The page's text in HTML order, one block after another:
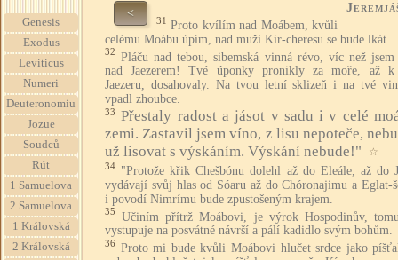
Genesis
Exodus
Leviticus
Numeri
Deuteronomiu
Jozue
Soudců
Rút
1 Samuelova
2 Samuelova
1 Královská
2 Královská
<
31 Proto kvílím nad Moábem, kvůli
celému Moábu úpím, nad muži Kír-cheresu se bude lkát.
32 Pláču nad tebou, sibemská vinná révo, víc než
nad Jaezerem! Tvé úponky pronikly za moře, až
Jaezeru, dosahovaly. Na tvou letní sklizeň i na tvé
vpadl zhoubce.
33
Přestaly radost a jásot v sadu i v celé
zemi. Zastavil jsem víno, z lisu nepoteče,
už lisovat s výskáním. Výskání nebude!"
☆
34 "Protože křik Chešbónu dolehl až do Eleále, až do
vydávají svůj hlas od Sóaru až do Chóronajimu a Eglat-
i povodí Nimrímu bude zpustošeným krajem.
35
Učiním přítrž Moábovi, je výrok Hospodinův,
vystupuje na posvátné návrší a pálí kadidlo svým bohům.
36 Proto mi bude kvůli Moábovi hlučet srdce jako